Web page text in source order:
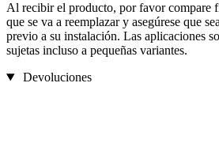
Al recibir el producto, por favor compare
que se va a reemplazar y asegúrese que
previo a su instalación. Las aplicaciones
sujetas incluso a pequeñas variantes.
Devoluciones